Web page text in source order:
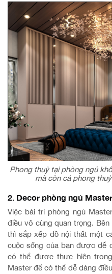
Phong thuỷ tại phòng ngủ
mà còn cả phong
2. Decor phòng ngủ Master
Việc bài trí phòng ngủ
điều vô cùng quan trọng.
thì sắp xếp đồ nội thất một
cuộc sống của bạn được dễ
có thể được thực hiện
Master để có thể dễ dàng